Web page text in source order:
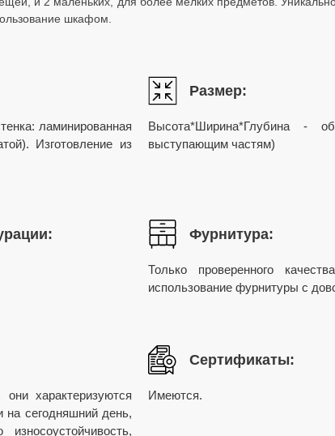
шкафом.
ламинированная
Изготовление из
Размер:
Высота*Ширина*Глубина -
выступающим частям)
Фурнитура:
Только проверенного
использование фурнитуры с
характеризуются
сегодняшний день,
Сертификаты:
Имеются.